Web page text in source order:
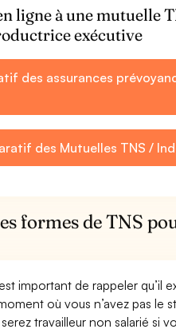
ligne à une mutuelle
exécutive
des assurances
des Mutuelles TNS /
formes de TNS
important de rappeler qu’il
où vous n’avez pas le
travailleur non salarié si